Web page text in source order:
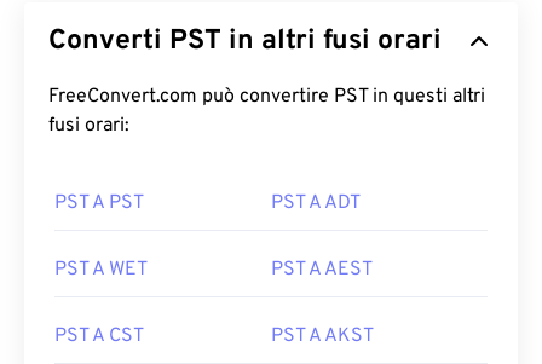
Converti PST in altri fusi orari
FreeConvert.com può convertire PST in questi altri
fusi orari:
PST A PST PST A ADT
PST A WET PST A AEST
PST A CST PST A AKST